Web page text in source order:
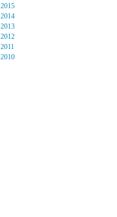
2015
2014
2013
2012
2011
2010